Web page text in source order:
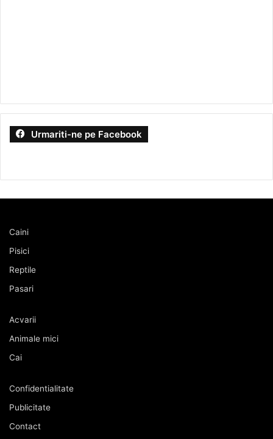
Urmariti-ne pe Facebook
Caini
Pisici
Reptile
Pasari
Acvarii
Animale mici
Cai
Confidentialitate
Publicitate
Contact